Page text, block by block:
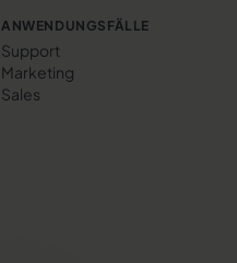
ANWENDUNGSFÄLLE
Support
Marketing
Sales